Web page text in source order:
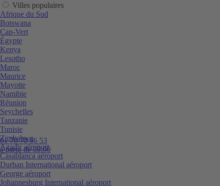
01 70 70 96 53
à partir de 09:00
Villes populaires
Afrique du Sud
Botswana
Cap-Vert
Égypte
Kenya
Lesotho
Maroc
Maurice
Mayotte
Namibie
Réunion
Seychelles
Tanzanie
Tunisie
Zimbabwe
Agadir aéroport
Casablanca aéroport
Durban International aéroport
George aéroport
Johannesburg International aéroport